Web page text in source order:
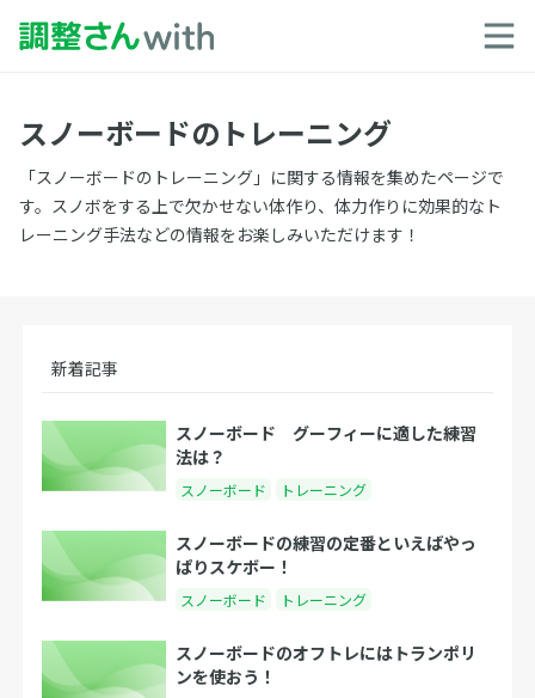
スノーボードのトレーニング
「スノーボードのトレーニング」に関する情報を集めたページで
す。スノボをする上で欠かせない体作り、体力作りに効果的なト
レーニング手法などの情報をお楽しみいただけます！
新着記事
スノーボード グーフィーに適した練習
法は？
スノーボード トレーニング
スノーボードの練習の定番といえばやっ
ぱりスケボー！
スノーボード トレーニング
スノーボードのオフトレにはトランポリ
ンを使おう！